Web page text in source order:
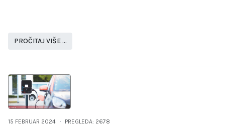
PROČITAJ VIŠE …
15 FEBRUAR 2024 PREGLEDA: 2678